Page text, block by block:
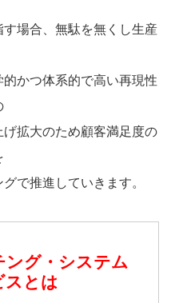
場合、無駄を無くし生産
かつ体系的で高い再現性
拡大のため顧客満足度の
で推進していきます。
ング・システム
スとは